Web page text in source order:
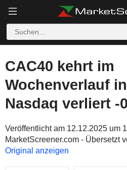
CAC40 kehrt im
Wochenverlauf
Nasdaq verliert -
Veröffentlicht am 12.12.2025 um
MarketScreener.com - Übersetzt
Original anzeigen